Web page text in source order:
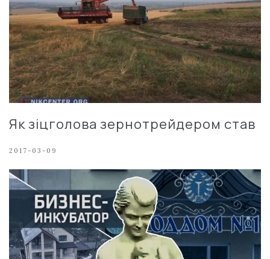
Як зіцголова зернотрейдером став
2017-03-09